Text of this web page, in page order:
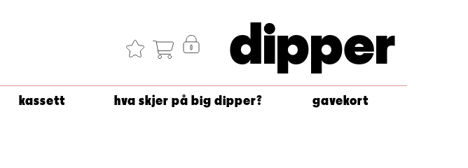
dipper
kassett hva skjer på big dipper? gavekort